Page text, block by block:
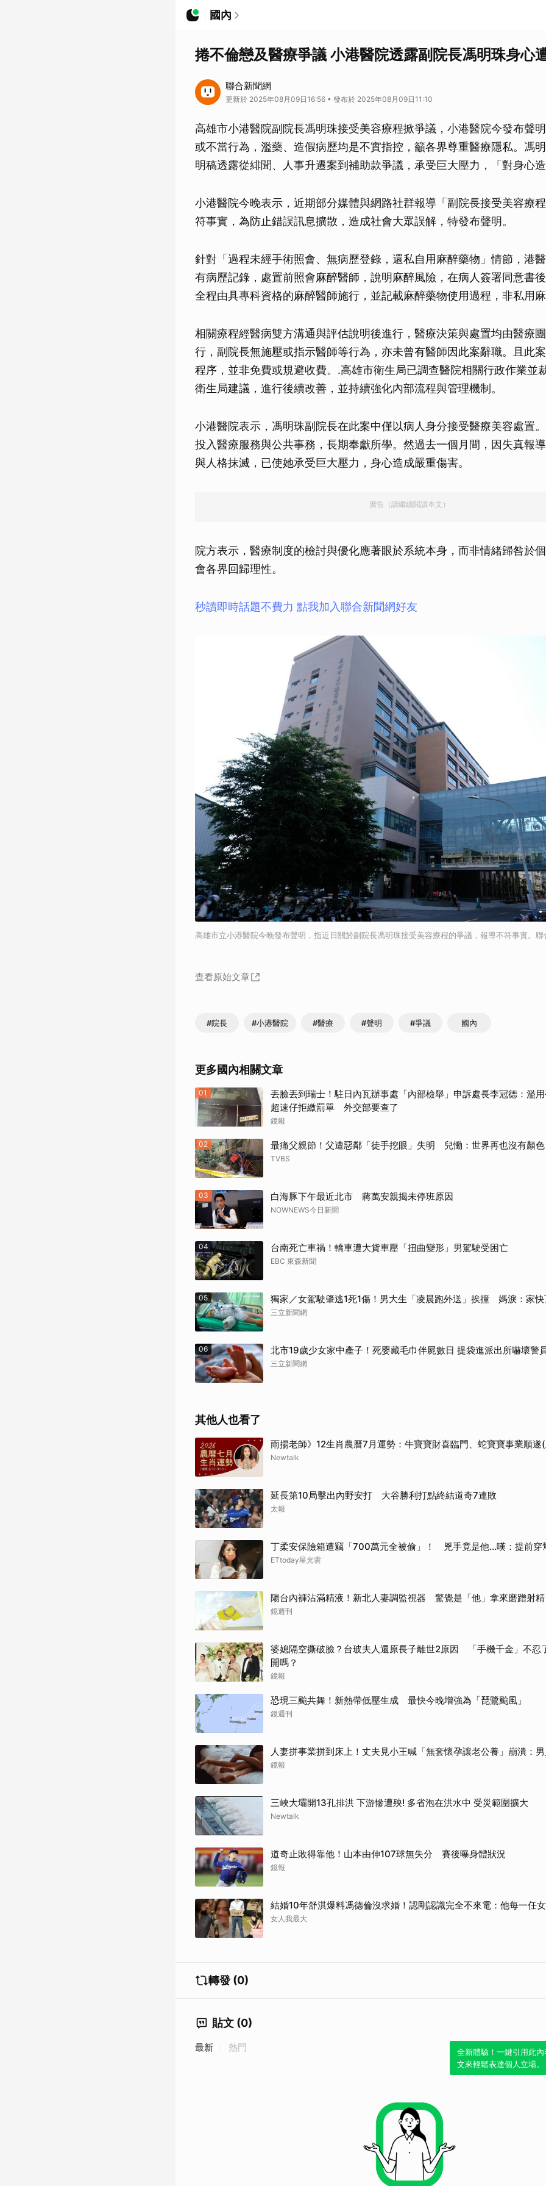
國內
捲不倫戀及醫療爭議 小港醫院透露副院長馮明珠身心
聯合新聞網
更新於 2025年08月09日16:56 • 發布於 2025年08月09日11:10
高雄市小港醫院副院長馮明珠接受美容療程掀爭議，小港醫院今發布聲
或不當行為，濫藥、造假病歷均是不實指控，籲各界尊重醫療隱私。馮
明稿透露從緋聞、人事升遷案到補助款爭議，承受巨大壓力，「對身心
小港醫院今晚表示，近期部分媒體與網路社群報導「副院長接受美容療
符事實，為防止錯誤訊息擴散，造成社會大眾誤解，特發布聲明。
針對「過程未經手術照會、無病歷登錄，還私自用麻醉藥物」情節，港
有病歷記錄，處置前照會麻醉醫師，說明麻醉風險，在病人簽署同意書
全程由具專科資格的麻醉醫師施行，並記載麻醉藥物使用過程，非私用
相關療程經醫病雙方溝通與評估說明後進行，醫療決策與處置均由醫療
行，副院長無施壓或指示醫師等行為，亦未曾有醫師因此案辭職。且此
程序，並非免費或規避收費。.高雄市衛生局已調查醫院相關行政作業並
衛生局建議，進行後續改善，並持續強化內部流程與管理機制。
小港醫院表示，馮明珠副院長在此案中僅以病人身分接受醫療美容處置
投入醫療服務與公共事務，長期奉獻所學。然過去一個月間，因失真報
與人格抹滅，已使她承受巨大壓力，身心造成嚴重傷害。
廣告（請繼續閱讀本文）
院方表示，醫療制度的檢討與優化應著眼於系統本身，而非情緒歸咎於
會各界回歸理性。
秒讀即時話題不費力 點我加入聯合新聞網好友
高雄市立小港醫院今晚發布聲明，指近日關於副院長馮明珠接受美容療程的爭議，報導不符事實。
查看原始文章
#院長 #小港醫院 #醫療 #聲明 #爭議 國內
更多國內相關文章
01
丟臉丟到瑞士！駐日內瓦辦事處「內部檢舉」申訴處長李冠德：濫
超速仔拒繳罰單 外交部要查了
鏡報
02 最痛父親節！父遭惡鄰「徒手挖眼」失明 兒慟：世界再也沒有顏色
TVBS
03 白海豚下午最近北市 蔣萬安親揭未停班原因
NOWNEWS今日新聞
04 台南死亡車禍！轎車遭大貨車壓「扭曲變形」男駕駛受困亡
EBC 東森新聞
05 獨家／女駕駛肇逃1死1傷！男大生「凌晨跑外送」挨撞 媽淚：家
三立新聞網
06 北市19歲少女家中產子！死嬰藏毛巾伴屍數日 提袋進派出所嚇壞警
三立新聞網
其他人也看了
雨揚老師》12生肖農曆7月運勢：牛寶寶財喜臨門、蛇寶寶事業順遂
Newtalk
延長第10局擊出內野安打 大谷勝利打點終結道奇7連敗
太報
丁柔安保險箱遭竊「700萬元全被偷」！ 兇手竟是他...嘆：提前穿
ETtoday星光雲
陽台內褲沾滿精液！新北人妻調監視器 驚覺是「他」拿來磨蹭射精
鏡週刊
婆媳隔空撕破臉？台玻夫人還原長子離世2原因 「手機千金」不忍
開嗎？
鏡報
恐現三颱共舞！新熱帶低壓生成 最快今晚增強為「琵鷺颱風」
鏡週刊
人妻拼事業拼到床上！丈夫見小王喊「無套懷孕讓老公養」崩潰：
鏡報
三峽大壩開13孔排洪 下游慘遭殃! 多省泡在洪水中 受災範圍擴大
Newtalk
道奇止敗得靠他！山本由伸107球無失分 賽後曝身體狀況
鏡報
結婚10年舒淇爆料馮德倫沒求婚！認剛認識完全不來電：他每一任
女人我最大
轉發 (0)
貼文 (0)
全新體驗！一鍵引用此
文來輕鬆表達個人立場。
最新 熱門